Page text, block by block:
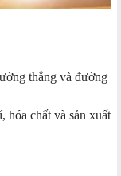
thẳng và đường
hóa chất và sản xuất